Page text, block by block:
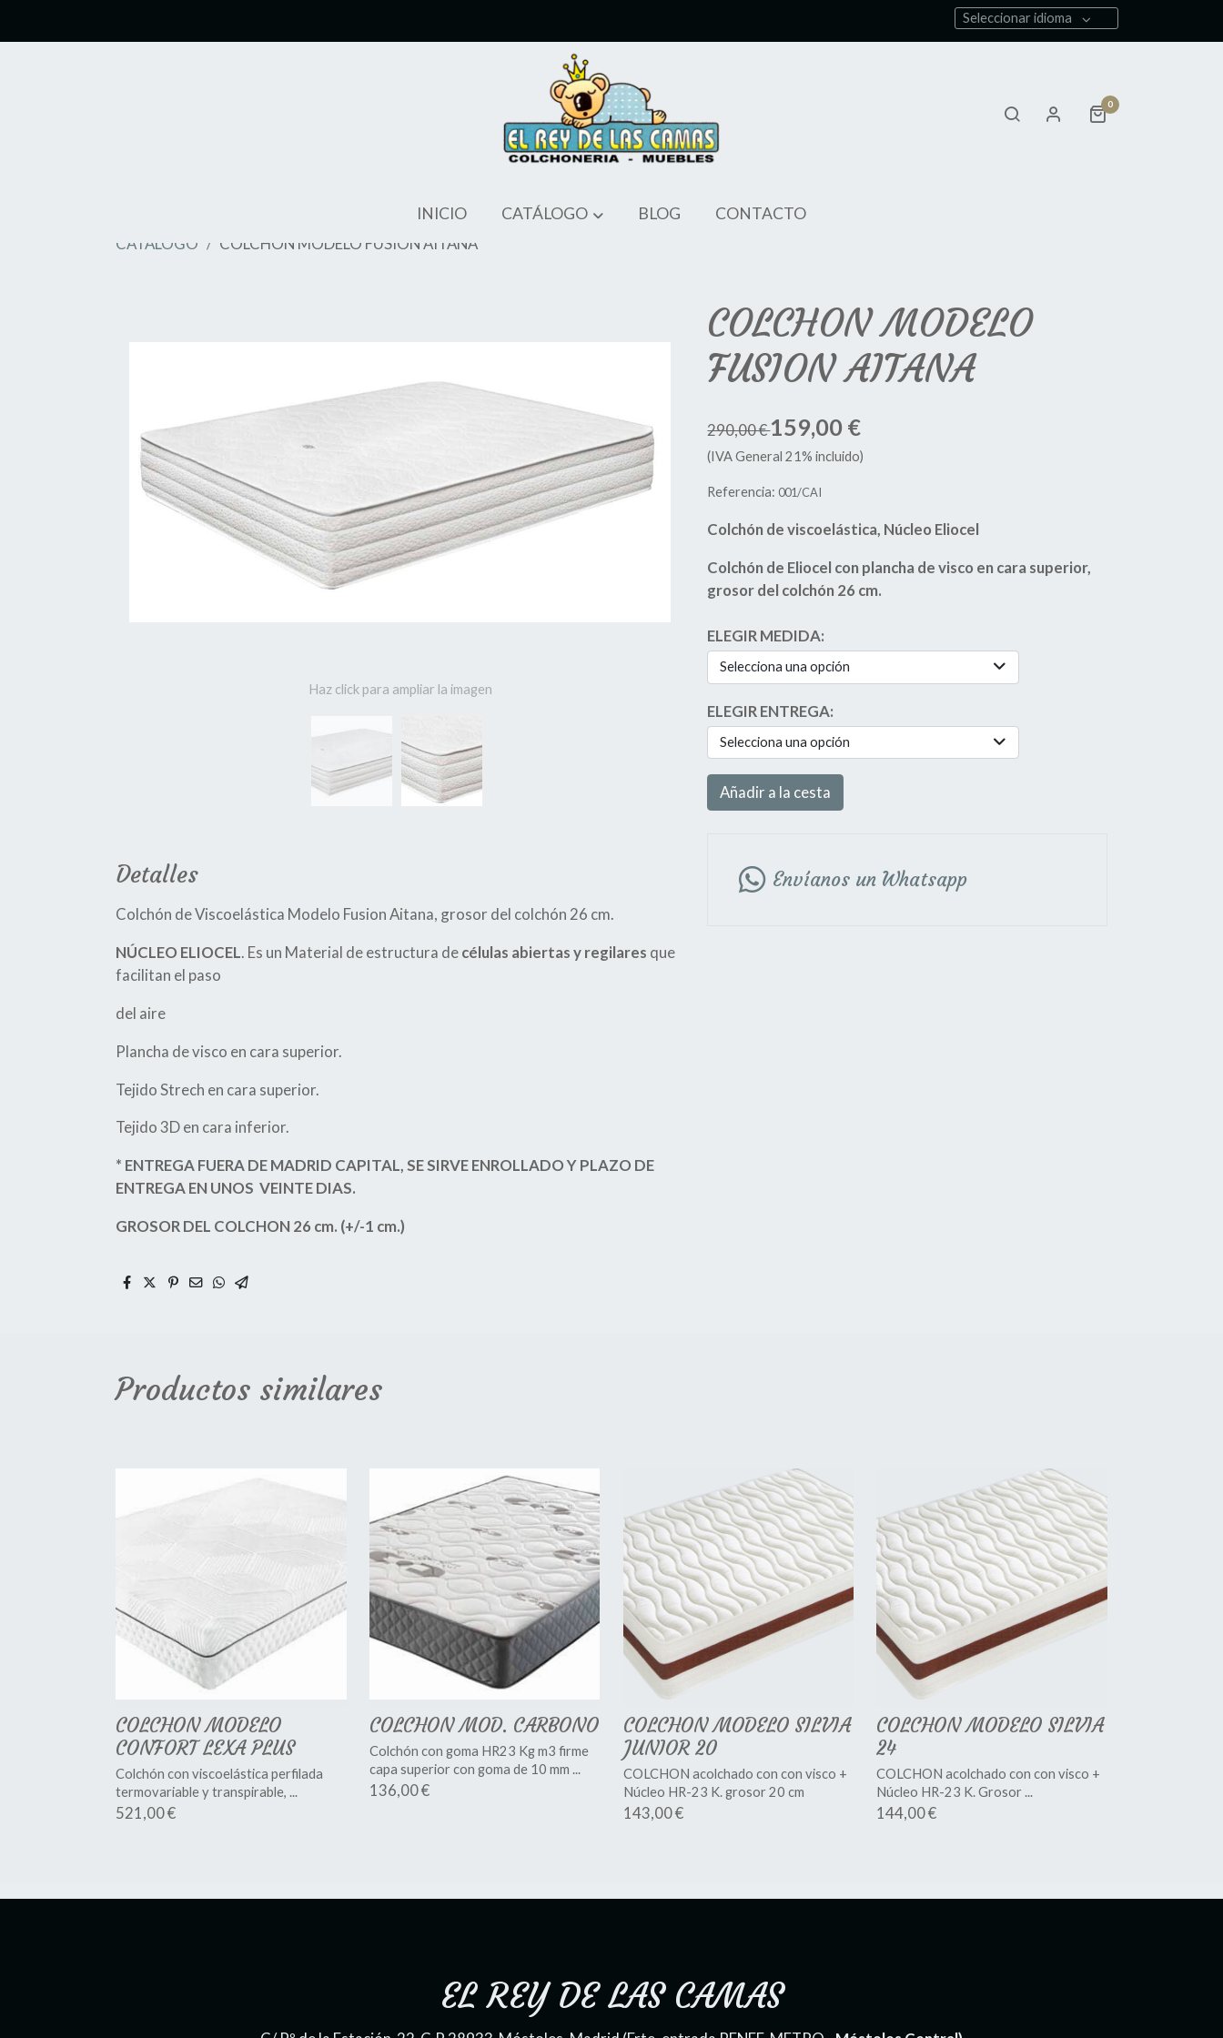
Seleccionar idioma
0
INICIO CATÁLOGO BLOG
CONTACTO
CATÁLOGO
COLCHON MODELO FUSION AITANA
Haz click para ampliar la imagen
Detalles
Colchón de Viscoelástica Modelo Fusion Aitana, grosor del colchón 26 cm.
NÚCLEO ELIOCEL. Es un Material de estructura decélulas abiertas y regilares que
facilitan el paso
del aire
Plancha de visco en cara superior.
Tejido Strech en cara superior.
Tejido 3D en cara inferior.
* ENTREGA FUERA DE MADRID CAPITAL, SE SIRVE ENROLLADO Y PLAZO DE
ENTREGA EN UNOS VEINTE DIAS.
GROSOR DEL COLCHON 26 cm. (+/-1 cm.)
COLCHON MODELO
FUSION AITANA
290,00 €159,00 €
(IVA General 21% incluido)
Referencia: 001/CAI
Colchón de viscoelástica, Núcleo Eliocel
Colchón de Eliocel con plancha de visco en cara superior,
grosor del colchón 26 cm.
ELEGIR MEDIDA:
Selecciona una opción
ELEGIR ENTREGA:
Selecciona una opción
Añadir a la cesta
Envíanos un Whatsapp
Productos similares
COLCHON MODELO
CONFORT LEXA PLUS
Colchón con viscoelástica perfilada
termovariable y transpirable, ...
521,00 €
COLCHON MOD. CARBONO
Colchón con goma HR23 Kg m3 firme
capa superior con goma de 10 mm ...
136,00 €
COLCHON MODELO SILVIA
JUNIOR 20
COLCHON acolchado con con visco +
Núcleo HR-23 K. grosor 20 cm
143,00 €
COLCHON MODELO SILVIA
24
COLCHON acolchado con con visco +
Núcleo HR-23 K. Grosor ...
144,00 €
EL REY DE LAS CAMAS